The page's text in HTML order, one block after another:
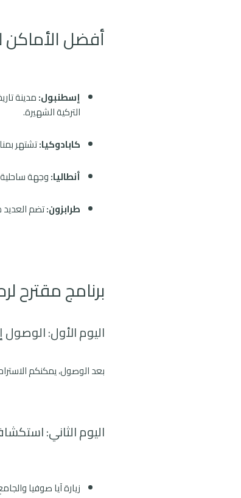
أفضل الأماكن
إسطنبول:مدينة
التركية الشهيرة.
كابادوكيا:تشتهر
أنطاليا:وجهة
طرابزون:تضم العديد
برنامج مقترح
اليوم الأول:
بعد الوصول، يمكنكم
اليوم الثاني:
زيارة آيا صوفيا